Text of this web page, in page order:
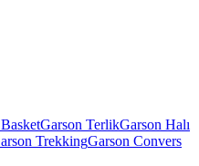
Garson TerlikGarson Halı
TrekkingGarson Convers